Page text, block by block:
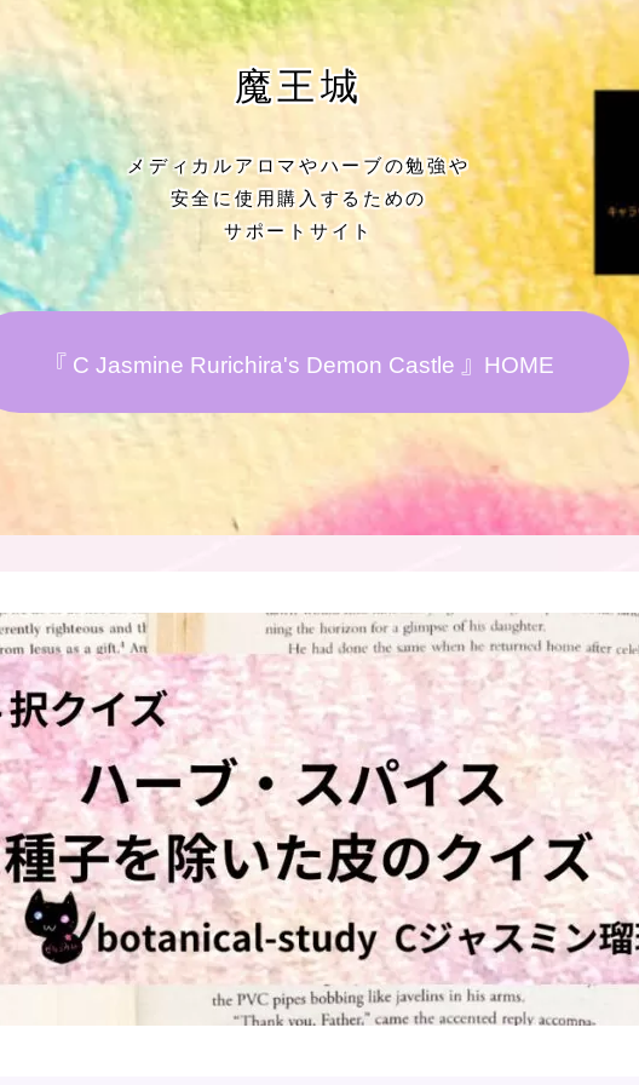
公式ウェブサイト『Botanical Study』
Cジャスミン瑠璃地楽の主な活動先リン
ク集
プロフィール
アロマハーブアンケート
おすすめ商品＆レビュー
★スペシャルアロマハーブ４択クイズ
FAQ
お問い合わせ
サイトマップ
魔王城
メディカルアロマやハーブの勉強や
安全に使用購入するための
サポートサイト
『 C Jasmine Rurichira's Demon Castle 』HOME